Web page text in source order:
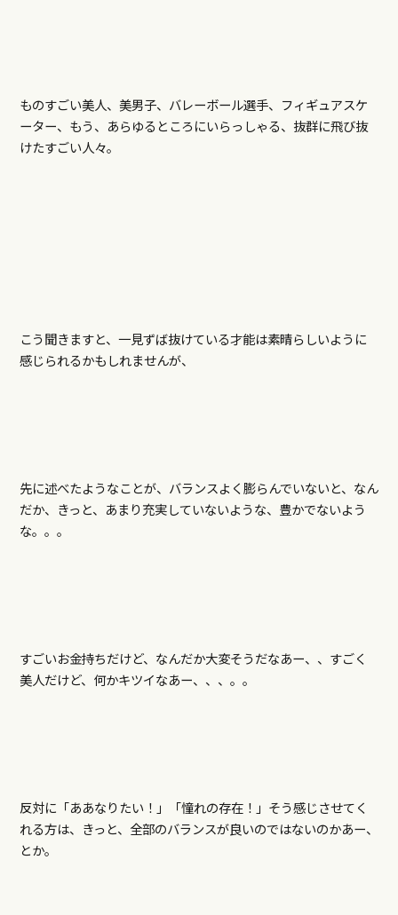
ものすごい美人、美男子、バレーボール選手、フィギュアスケ
ーター、もう、あらゆるところにいらっしゃる、抜群に飛び抜
けたすごい人々。
こう聞きますと、一見ずば抜けている才能は素晴らしいように
感じられるかもしれませんが、
先に述べたようなことが、バランスよく膨らんでいないと、なん
だか、きっと、あまり充実していないような、豊かでないよう
な。。。
すごいお金持ちだけど、なんだか大変そうだなあー、、すごく
美人だけど、何かキツイなあー、、、。。
反対に「ああなりたい！」「憧れの存在！」そう感じさせてく
れる方は、きっと、全部のバランスが良いのではないのかあー、
とか。